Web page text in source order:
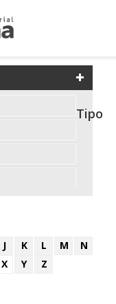
Tipo
J K L M
N
X Y Z